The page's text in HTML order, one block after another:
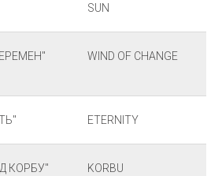
SUN
WIND OF CHANGE
ETERNITY
КОРБУ"
KORBU